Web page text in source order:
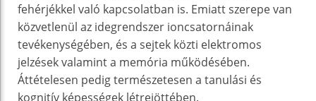
fehérjékkel való kapcsolatban is. Emiatt szerepe van
közvetlenül az idegrendszer ioncsatornáinak
tevékenységében, és a sejtek közti elektromos
jelzések valamint a memória működésében.
Áttételesen pedig természetesen a tanulási és
kognitív képességek létrejöttében.